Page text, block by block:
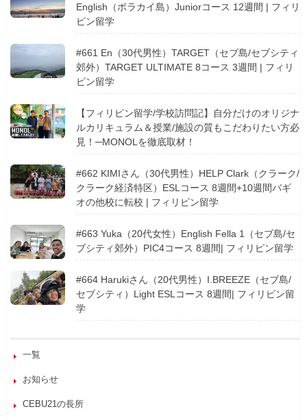
English（ボラカイ島）Juniorコース 12週間 | フィリ
ピン留学
#661 En（30代男性）TARGET（セブ島/セブシティ
郊外）TARGET ULTIMATE 8コース 3週間 | フィリ
ピン留学
【フィリピン留学/学校訪問記】自分だけのオリジナ
ルカリキュラム＆授業/施設の質もこだわりたい方必
見！─MONOLを徹底取材！
#662 KIMIさん（30代男性）HELP Clark（クラーク/
クラーク経済特区）ESLコース 8週間+10週間バギ
オの他校に転校 | フィリピン留学
#663 Yuka（20代女性）English Fella 1（セブ島/セ
ブシティ郊外）PIC4コース 8週間| フィリピン留学
#664 Harukiさん（20代男性）I.BREEZE（セブ島/
セブシティ）Light ESLコース 8週間| フィリピン留
学
一覧
お知らせ
CEBU21の長所